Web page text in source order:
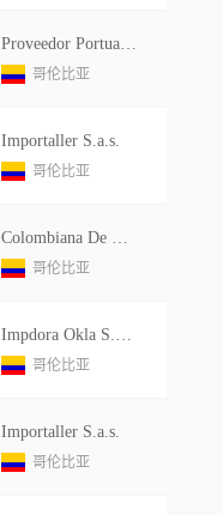
Proveedor Portuario S.a.s.
哥伦比亚
Importaller S.a.s.
哥伦比亚
Colombiana De Comercio S.a.siglas Corbeta S.a.y O Alkosto S.a.
哥伦比亚
Impdora Okla S.a.s.
哥伦比亚
Importaller S.a.s.
哥伦比亚